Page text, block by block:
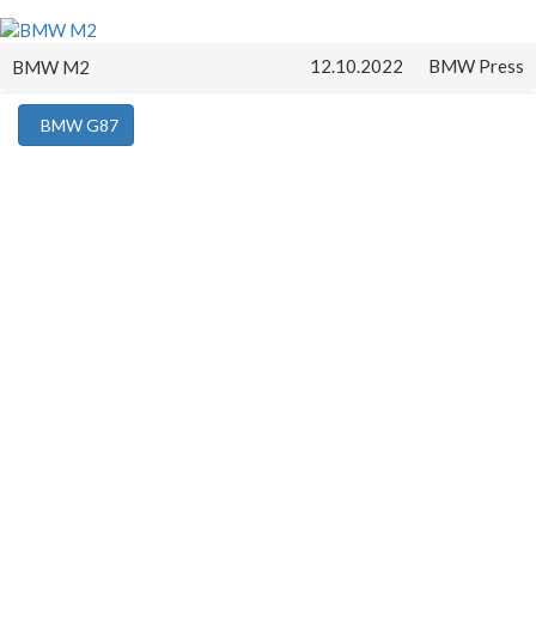
BMW M2 12.10.2022 BMW Press
BMW G87